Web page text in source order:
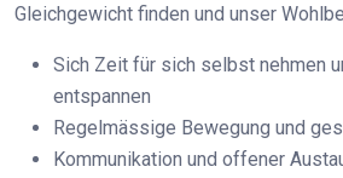
Gleichgewicht finden und unser
Sich Zeit für sich selbst nehmen
entspannen
Regelmässige Bewegung und
Kommunikation und offener